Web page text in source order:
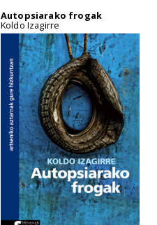
Autopsiarako frogak
Koldo Izagirre